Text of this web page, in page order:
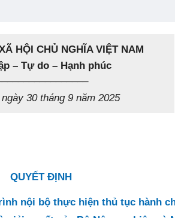
HỘI CHỦ NGHĨA VIỆT NAM
– Tự do – Hạnh phúc
30 tháng 9 năm 2025
QUYẾT ĐỊNH
nội bộ thực hiện thủ tục hành